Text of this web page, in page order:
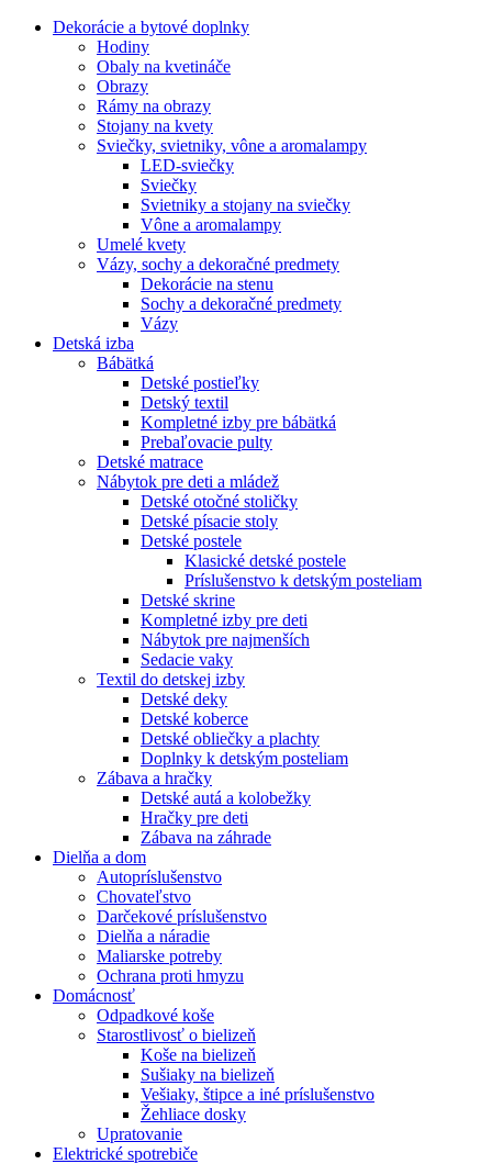
Dekorácie a bytové doplnky
Hodiny
Obaly na kvetináče
Obrazy
Rámy na obrazy
Stojany na kvety
Sviečky, svietniky, vône a aromalampy
LED-sviečky
Sviečky
Svietniky a stojany na sviečky
Vône a aromalampy
Umelé kvety
Vázy, sochy a dekoračné predmety
Dekorácie na stenu
Sochy a dekoračné predmety
Vázy
Detská izba
Bábätká
Detské postieľky
Detský textil
Kompletné izby pre bábätká
Prebaľovacie pulty
Detské matrace
Nábytok pre deti a mládež
Detské otočné stoličky
Detské písacie stoly
Detské postele
Klasické detské postele
Príslušenstvo k detským posteliam
Detské skrine
Kompletné izby pre deti
Nábytok pre najmenších
Sedacie vaky
Textil do detskej izby
Detské deky
Detské koberce
Detské obliečky a plachty
Doplnky k detským posteliam
Zábava a hračky
Detské autá a kolobežky
Hračky pre deti
Zábava na záhrade
Dielňa a dom
Autopríslušenstvo
Chovateľstvo
Darčekové príslušenstvo
Dielňa a náradie
Maliarske potreby
Ochrana proti hmyzu
Domácnosť
Odpadkové koše
Starostlivosť o bielizeň
Koše na bielizeň
Sušiaky na bielizeň
Vešiaky, štipce a iné príslušenstvo
Žehliace dosky
Upratovanie
Elektrické spotrebiče